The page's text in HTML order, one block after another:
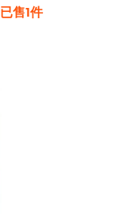
已售1件